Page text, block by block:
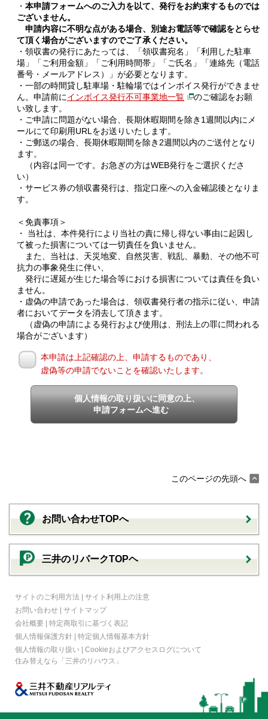
・ 本申請フォームへのご入力を以て、発行をお約束するものでは
ございません。
申請内容に不明な点がある場合、別途お電話等で確認をとらせ
て頂く場合がございますのでご了承ください。
・領収書の発行にあたっては、「領収書宛名」「利用した駐車
場」「ご利用金額」「ご利用時間帯」「ご氏名」「連絡先（電話
番号・メールアドレス）」が必要となります。
・一部の時間貸し駐車場・駐輪場ではインボイス発行ができませ
ん。申請前にインボイス発行不可事業地一覧
のご確認をお願
い致します。
・ご申請に問題がない場合、長期休暇期間を除き1週間以内にメ
ールにて印刷用URLをお送りいたします。
・ご郵送の場合、長期休暇期間を除き2週間以内のご送付となり
ます。
（内容は同一です。お急ぎの方はWEB発行をご選択くださ
い）
・サービス券の領収書発行は、指定口座への入金確認後となりま
す。
＜免責事項＞
・ 当社は、本件発行により当社の責に帰し得ない事由に起因し
て被った損害については一切責任を負いません。
また、当社は、天災地変、自然災害、戦乱、暴動、その他不可
抗力の事象発生に伴い、
発行に遅延が生じた場合等における損害については責任を負い
ません。
・虚偽の申請であった場合は、領収書発行者の指示に従い、申請
者においてデータを消去して頂きます。
（虚偽の申請による発行および使用は、刑法上の罪に問われる
場合がございます）
本申請は上記確認の上、申請するものであり、
虚偽等の申請でないことを確認いたします。
個人情報の取り扱いに同意の上、
申請フォームへ進む
このページの先頭へ
お問い合わせTOPへ
三井のリパークTOPヘ
サイトのご利用方法 | サイト利用上の注意
お問い合わせ | サイトマップ
会社概要 | 特定商取引に基づく表記
個人情報保護方針 | 特定個人情報基本方針
個人情報の取り扱い | Cookieおよびアクセスログについて
住み替えなら
「三井のリハウス」